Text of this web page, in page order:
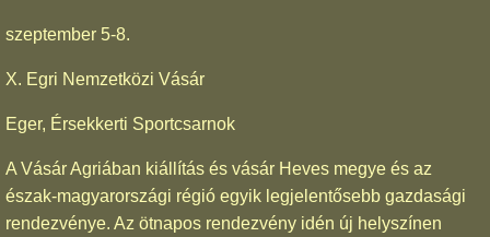
szeptember 5-8.
X. Egri Nemzetközi Vásár
Eger, Érsekkerti Sportcsarnok
A Vásár Agriában kiállítás és vásár Heves megye és az
észak-magyarországi régió egyik legjelentősebb gazdasági
rendezvénye. Az ötnapos rendezvény idén új helyszínen